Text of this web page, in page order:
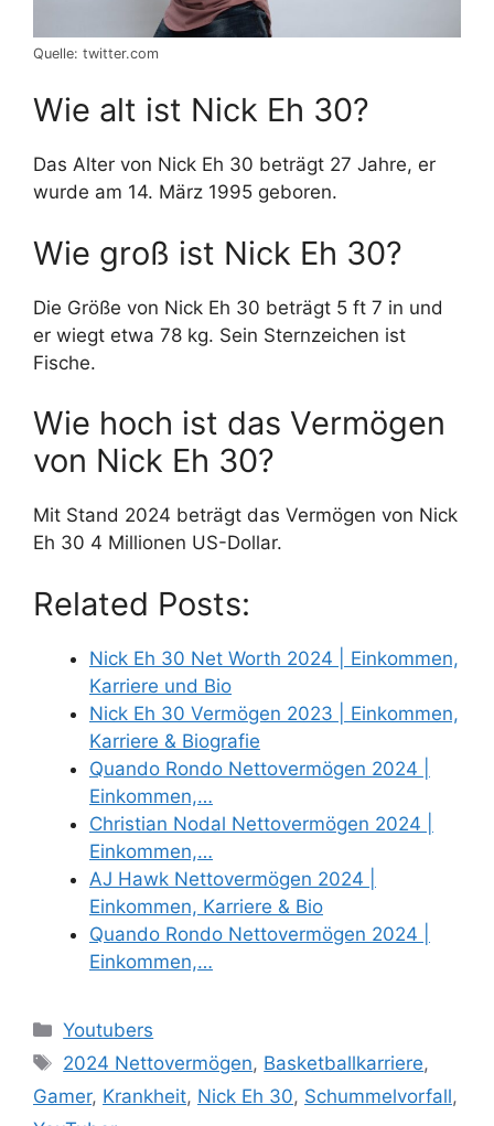
Quelle: twitter.com
Wie alt ist Nick Eh 30?
Das Alter von Nick Eh 30 beträgt 27 Jahre, er
wurde am 14. März 1995 geboren.
Wie groß ist Nick Eh 30?
Die Größe von Nick Eh 30 beträgt 5 ft 7 in und
er wiegt etwa 78 kg. Sein Sternzeichen ist
Fische.
Wie hoch ist das Vermögen
von Nick Eh 30?
Mit Stand 2024 beträgt das Vermögen von Nick
Eh 30 4 Millionen US-Dollar.
Related Posts:
Nick Eh 30 Net Worth 2024 | Einkommen,
Karriere und Bio
Nick Eh 30 Vermögen 2023 | Einkommen,
Karriere & Biografie
Quando Rondo Nettovermögen 2024 |
Einkommen,…
Christian Nodal Nettovermögen 2024 |
Einkommen,…
AJ Hawk Nettovermögen 2024 |
Einkommen, Karriere & Bio
Quando Rondo Nettovermögen 2024 |
Einkommen,…
Categories
Youtubers
Tags
2024 Nettovermögen, Basketballkarriere,
Gamer, Krankheit, Nick Eh 30, Schummelvorfall,